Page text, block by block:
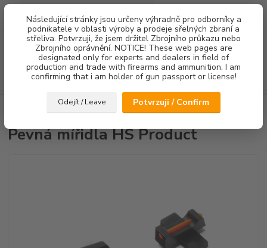
Následující stránky jsou určeny výhradně pro odborníky a
podnikatele v oblasti výroby a prodeje sřelných zbraní a
střeliva. Potvrzuji, že jsem držitel Zbrojního průkazu nebo
Zbrojního oprávnění. NOTICE! These web pages are
designated only for experts and dealers in field of
production and trade with firearms and ammunition. I am
confirming that i am holder of gun passport or license!
Odejít / Leave Potvrzuji / Confirm
Menu
Hledat
za0,00 Kč
Pevná mířidla HS Product
Pevná mířidla HS Product